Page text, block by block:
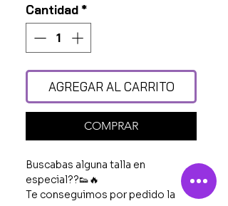
Cantidad *
AGREGAR AL CARRITO
COMPRAR
Buscabas alguna talla en
especial??👟🔥
Te conseguimos por pedido la